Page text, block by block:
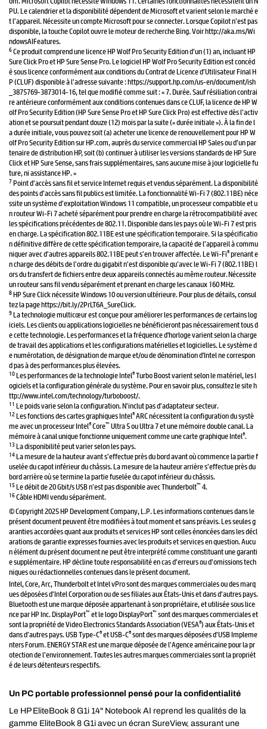
PU. Le calendrier et la disponibilité dépendent de Microsoft et varient selon le marché e
t l’appareil. Nécessite un compte Microsoft pour se connecter. Lorsque Copilot n’est pas
disponible, la touche Copilot ouvre le moteur de recherche Bing. Voir http://aka.ms/Wi
ndowsAIFeatures.
6Ce produit comprend une licence HP Wolf Pro Security Edition d’un (1) an, incluant HP
Sure Click Pro et HP Sure Sense Pro. Le logiciel HP Wolf Pro Security Edition est concéd
é sous licence conformément aux conditions du Contrat de Licence d’Utilisateur Final H
P (CLUF) disponible à l’adresse suivante : https://support.hp.com/us-en/document/ish
_3875769-3873014-16, tel que modifié comme suit : « 7. Durée. Sauf résiliation contrai
re antérieure conformément aux conditions contenues dans ce CLUF, la licence de HP W
olf Pro Security Edition (HP Sure Sense Pro et HP Sure Click Pro) est effective dès l’activ
ation et se poursuit pendant douze (12) mois par la suite (« durée initiale »). À la fin de l
a durée initiale, vous pouvez soit (a) acheter une licence de renouvellement pour HP W
olf Pro Security Edition sur HP.com, auprès du service commercial HP Sales ou d’un par
tenaire de distribution HP, soit (b) continuer à utiliser les versions standards de HP Sure
Click et HP Sure Sense, sans frais supplémentaires, sans aucune mise à jour logicielle fu
ture, ni assistance HP. »
7Point d’accès sans fil et service Internet requis et vendus séparément. La disponibilité
des points d’accès sans fil publics est limitée. La fonctionnalité Wi-Fi 7 (802.11BE) néce
ssite un système d’exploitation Windows 11 compatible, un processeur compatible et u
n routeur Wi-Fi 7 acheté séparément pour prendre en charge la rétrocompatibilité avec
les spécifications précédentes de 802.11. Disponible dans les pays où le Wi-Fi 7 est pris
en charge. La spécification 802.11BE est une spécification temporaire. Si la spécificatio
n définitive diffère de cette spécification temporaire, la capacité de l’appareil à commu
niquer avec d’autres appareils 802.11BE peut s’en trouver affectée. Le Wi-Fi®prenant e
n charge des débits de l’ordre du gigabit n’est disponible qu’avec le Wi-Fi 7 (802.11BE) l
ors du transfert de fichiers entre deux appareils connectés au même routeur. Nécessite
un routeur sans fil vendu séparément et prenant en charge les canaux 160 MHz.
8HP Sure Click nécessite Windows 10 ou version ultérieure. Pour plus de détails, consul
tez la page https://bit.ly/2PrLT6A_SureClick.
9La technologie multicœur est conçue pour améliorer les performances de certains log
iciels. Les clients ou applications logicielles ne bénéficieront pas nécessairement tous d
e cette technologie. Les performances et la fréquence d'horloge varient selon la charge
de travail des applications et les configurations matérielles et logicielles. Le système d
e numérotation, de désignation de marque et/ou de dénomination d'Intel ne correspon
d pas à des performances plus élevées.
10Les performances de la technologie Intel®Turbo Boost varient selon le matériel, les l
ogiciels et la configuration générale du système. Pour en savoir plus, consultez le site h
ttp://www.intel.com/technology/turboboost/.
11 Le poids varie selon la configuration. N’inclut pas d’adaptateur secteur.
12Les fonctions des cartes graphiques Intel®ARC nécessitent la configuration du systè
me avec un processeur Intel®Core™Ultra 5 ou Ultra 7 et une mémoire double canal. La
mémoire à canal unique fonctionne uniquement comme une carte graphique Intel®.
13 La disponibilité peut varier selon les pays.
14La mesure de la hauteur avant s’effectue près du bord avant où commence la partie f
uselée du capot inférieur du châssis. La mesure de la hauteur arrière s’effectue près du
bord arrière où se termine la partie fuselée du capot inférieur du châssis.
15Le débit de 20 Gbit/s USB n’est pas disponible avec Thunderbolt™4.
16Câble HDMI vendu séparément.
© Copyright 2025 HP Development Company, L.P. Les informations contenues dans le
présent document peuvent être modifiées à tout moment et sans préavis. Les seules g
aranties accordées quant aux produits et services HP sont celles énoncées dans les décl
arations de garantie expresses fournies avec les produits et services en question. Aucu
n élément du présent document ne peut être interprété comme constituant une garanti
e supplémentaire. HP décline toute responsabilité en cas d’erreurs ou d’omissions tech
niques ou rédactionnelles contenues dans le présent document.
Intel, Core, Arc, Thunderbolt et Intel vPro sont des marques commerciales ou des marq
ues déposées d’Intel Corporation ou de ses filiales aux États-Unis et dans d’autres pays.
Bluetooth est une marque déposée appartenant à son propriétaire, et utilisée sous lice
nce par HP Inc. DisplayPort™et le logo DisplayPort™sont des marques commerciales et
sont la propriété de Video Electronics Standards Association (VESA®) aux États-Unis et
dans d’autres pays. USB Type-C®et USB-C®sont des marques déposées d’USB Impleme
nters Forum. ENERGY STAR est une marque déposée de l’Agence américaine pour la pr
otection de l’environnement. Toutes les autres marques commerciales sont la propriét
é de leurs détenteurs respectifs.
Un PC portable professionnel pensé pour la confidentialité
Le HP EliteBook 8 G1i 14" Notebook AI reprend les qualités de la
gamme EliteBook 8 G1i avec un écran SureView, assurant une